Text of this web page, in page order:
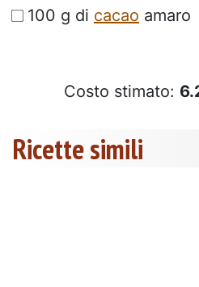
100 g di cacao amaro
Costo stimato:
Ricette simili